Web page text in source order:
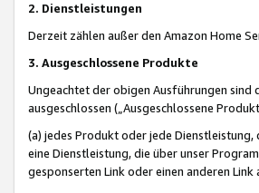
2. Dienstleistungen
Derzeit zählen außer den Amazon Home
3. Ausgeschlossene Produkte
Ungeachtet der obigen Ausführungen
ausgeschlossen („Ausgeschlossene
(a) jedes Produkt oder jede
eine Dienstleistung, die über unser
gesponserten Link oder einen anderen